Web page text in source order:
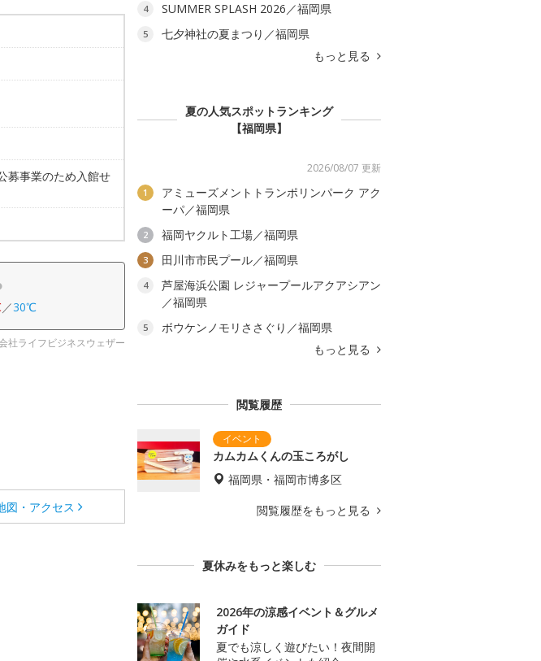
事業のため入館せ
／30℃
社ライフビジネスウェザー
図・アクセス
4 SUMMER SPLASH 2026／福岡県
5
七夕神社の夏まつり／福岡県
もっと見る
夏の人気スポットランキング
【福岡県】
2026/08/07 更新
1
アミューズメントトランポリンパーク アク
ーパ／福岡県
2 福岡ヤクルト工場／福岡県
3 田川市市民プール／福岡県
4
芦屋海浜公園 レジャープールアクアシアン
／福岡県
5
ボウケンノモリささぐり／福岡県
もっと見る
閲覧履歴
カムカムくんの玉ころがし
福岡県・福岡市博多区
閲覧履歴をもっと見る
夏休みをもっと楽しむ
2026年の涼感イベント＆グルメ
ガイド
夏でも涼しく遊びたい！夜間開